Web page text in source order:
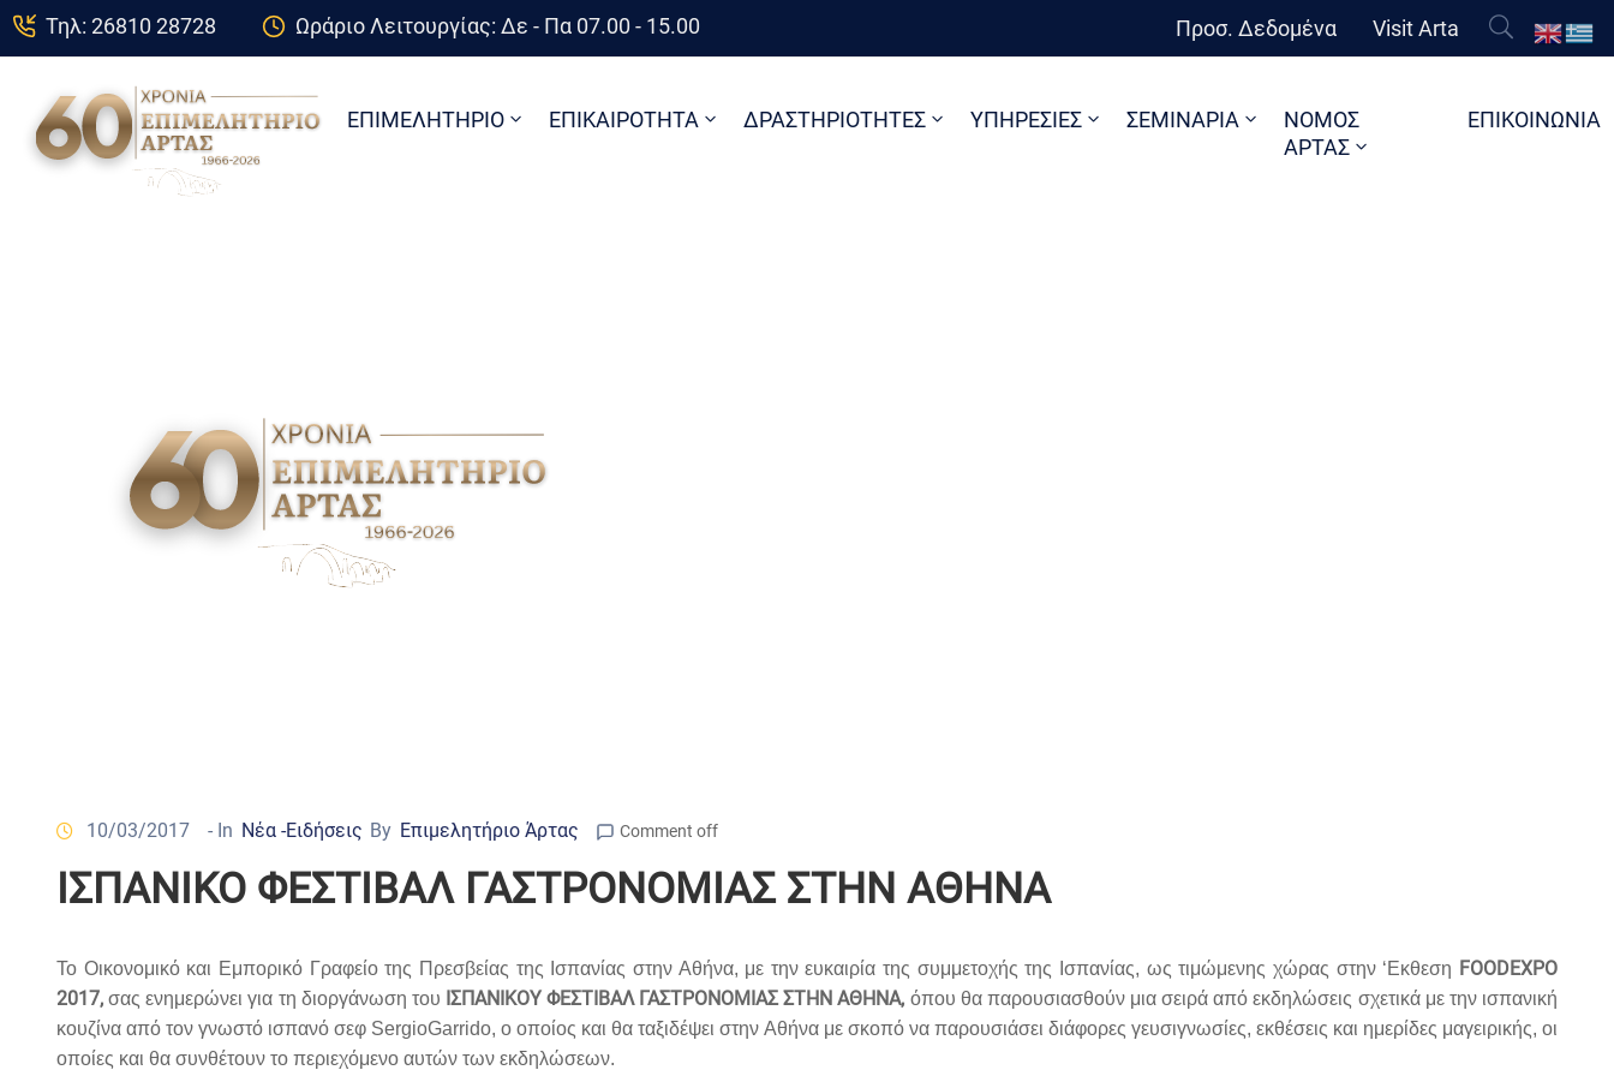
Τηλ: 26810 28728 Ωράριο Λειτουργίας: Δε - Πα 07.00 - 15.00 Προσ. Δεδομένα Visit Arta
ΕΠΙΜΕΛΗΤΗΡΙΟ ΕΠΙΚΑΙΡΟΤΗΤΑ ΔΡΑΣΤΗΡΙΟΤΗΤΕΣ ΥΠΗΡΕΣΙΕΣ ΣΕΜΙΝΑΡΙΑ
ΝΟΜΟΣ
ΑΡΤΑΣ
ΕΠΙΚΟΙΝΩΝΙΑ
10/03/2017 - In Νέα -Ειδήσεις By Επιμελητήριο Άρτας Comment off
ΙΣΠΑΝΙΚΟ ΦΕΣΤΙΒΑΛ ΓΑΣΤΡΟΝΟΜΙΑΣ ΣΤΗΝ ΑΘΗΝΑ
Το Οικονομικό και Εμπορικό Γραφείο της Πρεσβείας της Ισπανίας στην Αθήνα, με την ευκαιρία της συμμετοχής της Ισπανίας, ως τιμώμενης χώρας στην ‘Εκθεση FOODEXPO
2017,σας ενημερώνει για τη διοργάνωση του ΙΣΠΑΝΙΚΟΥ ΦΕΣΤΙΒΑΛ ΓΑΣΤΡΟΝΟΜΙΑΣ ΣΤΗΝ ΑΘΗΝΑ, όπου θα παρουσιασθούν μια σειρά από εκδηλώσεις σχετικά με την ισπανική
κουζίνα από τον γνωστό ισπανό σεφ SergioGarrido, ο οποίος και θα ταξιδέψει στην Αθήνα με σκοπό να παρουσιάσει διάφορες γευσιγνωσίες, εκθέσεις και ημερίδες μαγειρικής, οι
οποίες και θα συνθέτουν το περιεχόμενο αυτών των εκδηλώσεων.